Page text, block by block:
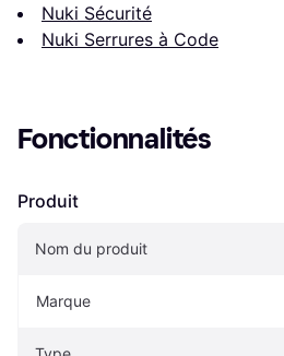
Nuki Sécurité
Nuki Serrures à Code
Fonctionnalités
Produit
Nom du produit
Marque